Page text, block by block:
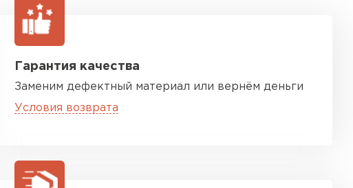
Гарантия качества
Заменим дефектный материал или вернём деньги
Условия возврата